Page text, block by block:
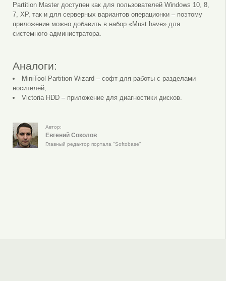
Partition Master доступен как для пользователей Windows 10, 8,
7, XP, так и для серверных вариантов операционки – поэтому
приложение можно добавить в набор «Must have» для
системного администратора.
Аналоги:
MiniTool Partition Wizard – софт для работы с разделами
носителей;
Victoria HDD – приложение для диагностики дисков.
Автор:
Евгений Соколов
Главный редактор портала "Softobase"